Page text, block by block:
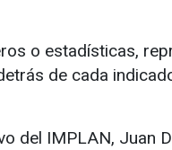
o estadísticas,
de cada
del IMPLAN, Juan